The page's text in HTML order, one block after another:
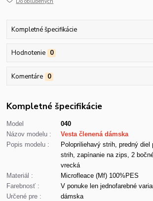
Kompletné špecifikácie
Hodnotenie 0
Komentáre 0
Kompletné špecifikácie
Model
040
Názov modelu :
Vesta členená dámska
Popis modelu :
Polopriliehavý strih, predný diel
strih, zapínanie na zips, 2
vrecká
Materiál :
Microfleace (Mf) 100%PES
Farebnosť :
V ponuke len jednofarebné
Určené pre :
dámska